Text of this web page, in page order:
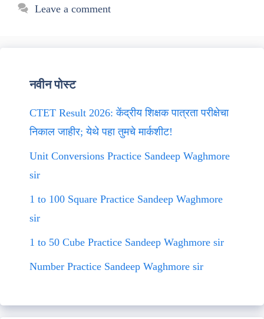
Leave a comment
नवीन पोस्ट
CTET Result 2026: केंद्रीय शिक्षक पात्रता परीक्षेचा
निकाल जाहीर; येथे पहा तुमचे मार्कशीट!
Unit Conversions Practice Sandeep Waghmore
sir
1 to 100 Square Practice Sandeep Waghmore
sir
1 to 50 Cube Practice Sandeep Waghmore sir
Number Practice Sandeep Waghmore sir